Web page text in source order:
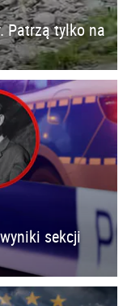
Patrzą tylko na
sekcji